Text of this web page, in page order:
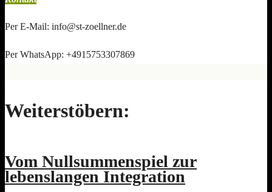
Per E-Mail: info@st-zoellner.de
Per WhatsApp: +4915753307869
Weiterstöbern:
Vom Nullsummenspiel zur
lebenslangen Integration